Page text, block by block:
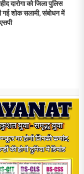
दारोगा को जिला पुलिस
गई शोक सलामी, संबोधन में